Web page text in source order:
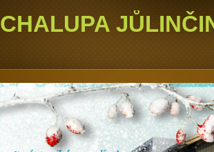
CHALUPA